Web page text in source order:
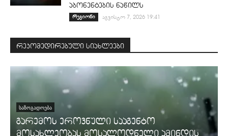
აბონენტების ნაწილს
რეგიონი აგვისტო 7, 2026 19:41
რეკომედირებული სიახლეები
ᲡᲐᲖᲝᲒᲐᲓᲝᲔᲑᲐ
გარემოს ეროვნული სააგენტო
მოსახლეობას მოსალოდნელი ამინდის